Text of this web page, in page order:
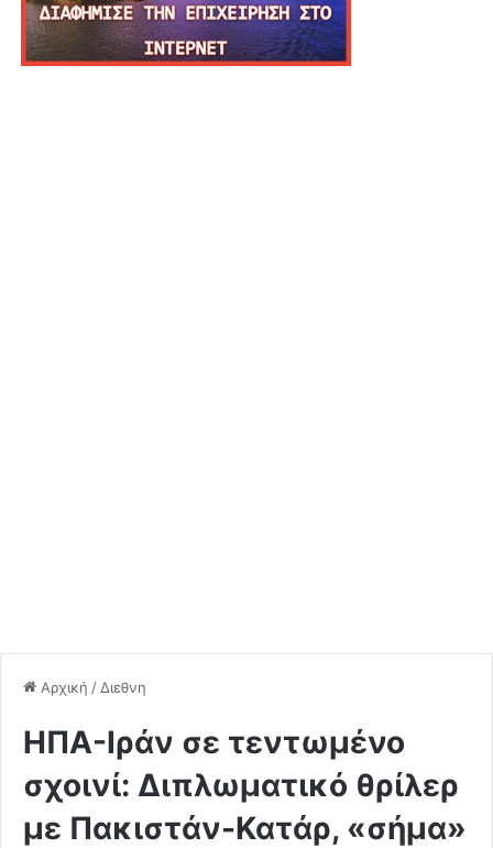
Αρχική / Διεθνη
ΗΠΑ-Ιράν σε τεντωμένο
σχοινί: Διπλωματικό θρίλερ
με Πακιστάν-Κατάρ, «σήμα»